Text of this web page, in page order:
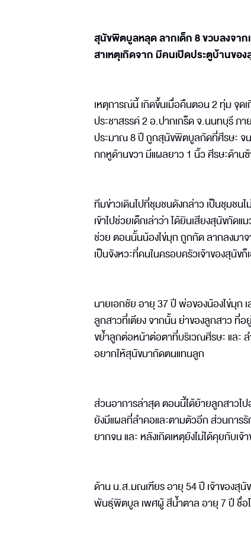
สุนัขพิตบูลหลุด ลากเด็ก 8 ขวบลงจาก
สาเหตุเกิดจาก มีคนเปิดประตูบ้านข
เหตุการณ์นี้ เกิดขึ้นเมื่อคืนตอน 2 ทุ่ม จุด
ประชาสรรค์ 2 อ.ปากเกร็ด จ.นนทบุรี ภ
ประมาณ 8 ปี ถูกสุนัขพิตบูลกัดที่ศีรษะ จ
กกหูด้านขวา มีแผลยาว 1 นิ้ว ศีรษะด้าน
ทีมข่าวเดินไปที่ชุมชนดังกล่าว เป็นชุมชน
เข้าไปช่วยเด็กเล่าว่า ได้ยินเสียงสุนัขกัด
ช่วย ตอนนั้นน้องไข่มุก ถูกกัด ลากลงมาจ
เป็นจังหวะที่คนในครอบครัวเจ้าของสุนัข
นายเอกชัย อายุ 37 ปี พ่อของน้องไข่มุก
ลูกสาวที่เตียง จากนั้น ย่าของลูกสาว ที่
ขย้ำลูกต่อหน้าต่อตาที่บริเวณศีรษะ และ
อยากให้สุนัขมากัดตนแทนลูก
ส่วนอาการล่าสุด ตอนนี้ได้ย้ายลูกสาวไ
ยังมีแผลที่ลำคอและตามตัวอีก ส่วนการรั
ยากจน และ หลังเกิดเหตุยังไม่ได้คุยกับเ
ด้าน น.ส.มณเฑียร อายุ 54 ปี เจ้าของสุ
พันธุ์พิตบูล เพศผู้ สีน้ำตาล อายุ 7 ปี ชื่อ